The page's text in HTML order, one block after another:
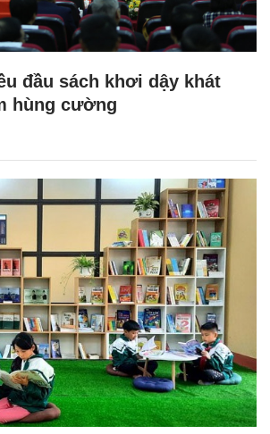
đầu sách khơi dậy khát
hùng cường